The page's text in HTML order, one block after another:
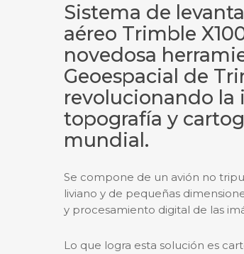
Sistema de
aéreo Trimble
novedosa
Geoespacial de
revolucionando la
topografía y
mundial.
Se compone de un avión no
liviano y de pequeñas
y procesamiento digital de las
Lo que logra esta solución es